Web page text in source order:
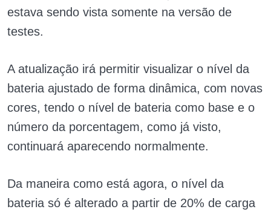
estava sendo vista somente na versão de
testes.
A atualização irá permitir visualizar o nível da
bateria ajustado de forma dinâmica, com novas
cores, tendo o nível de bateria como base e o
número da porcentagem, como já visto,
continuará aparecendo normalmente.
Da maneira como está agora, o nível da
bateria só é alterado a partir de 20% de carga